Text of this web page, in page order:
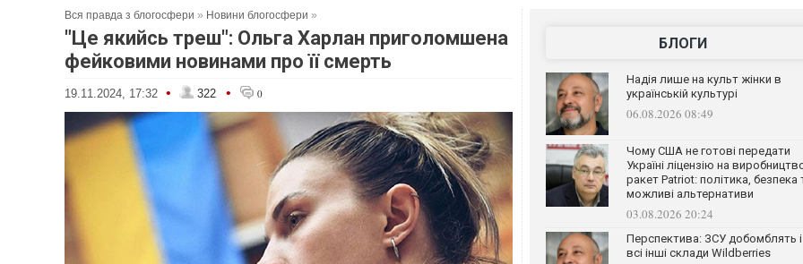
Вся правда з блогосфери » Новини блогосфери »
"Це якийсь треш": Ольга Харлан приголомшена
фейковими новинами про її смерть
19.11.2024, 17:32 • 322 • 0
БЛОГИ
Надія лише на культ жінки в
українській культурі
06.08.2026 08:49
Чому США не готові передати
Україні ліцензію на
ракет Patriot: політика, безпека
можливі альтернативи
03.08.2026 20:24
Перспектива: ЗСУ добомблять і
всі інші склади Wildberries